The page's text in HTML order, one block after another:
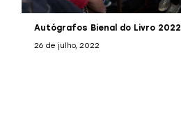
Autógrafos Bienal do Livro 2022
26 de julho, 2022